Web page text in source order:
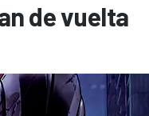
de vuelta